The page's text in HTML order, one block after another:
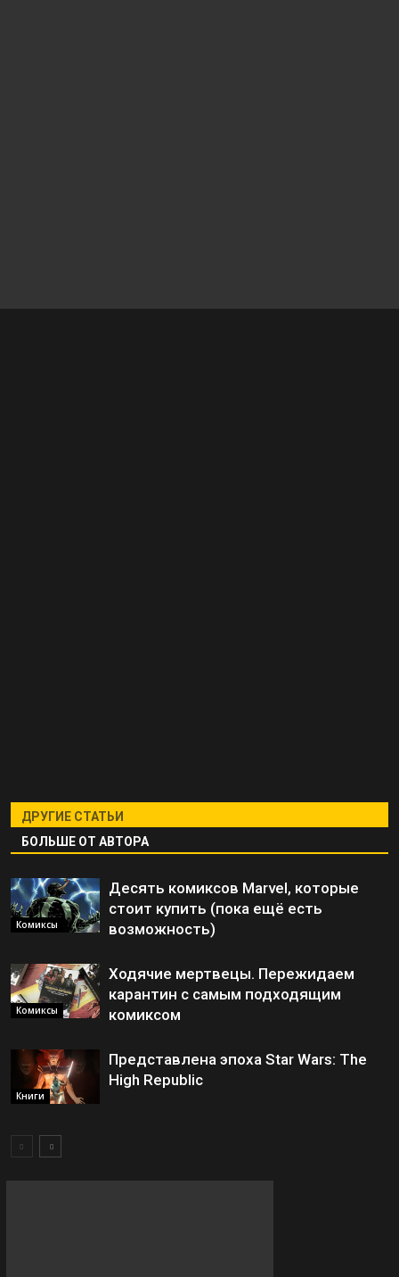
ДРУГИЕ СТАТЬИ
БОЛЬШЕ ОТ АВТОРА
Комиксы
Десять комиксов Marvel, которые
стоит купить (пока ещё есть
возможность)
Комиксы
Ходячие мертвецы. Пережидаем
карантин с самым подходящим
комиксом
Книги
Представлена эпоха Star Wars: The
High Republic